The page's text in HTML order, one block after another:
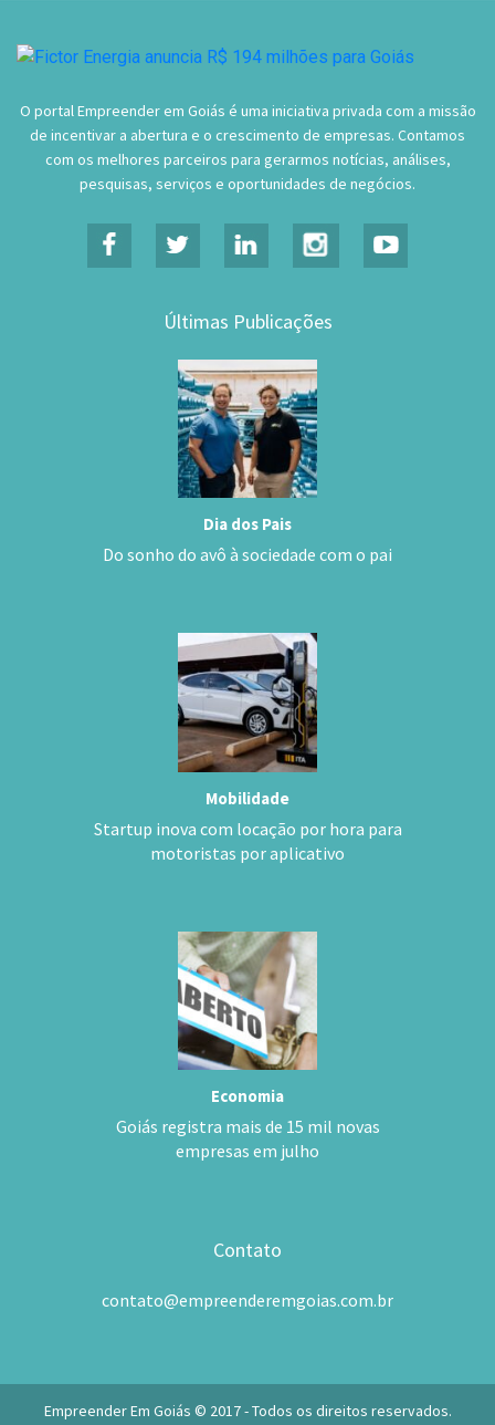
O portal Empreender em Goiás é uma iniciativa privada com a missão
de incentivar a abertura e o crescimento de empresas. Contamos
com os melhores parceiros para gerarmos notícias, análises,
pesquisas, serviços e oportunidades de negócios.
Últimas Publicações
Dia dos Pais
Do sonho do avô à sociedade com o pai
Mobilidade
Startup inova com locação por hora para
motoristas por aplicativo
Economia
Goiás registra mais de 15 mil novas
empresas em julho
Contato
contato@empreenderemgoias.com.br
Empreender Em Goiás © 2017 - Todos os direitos reservados.